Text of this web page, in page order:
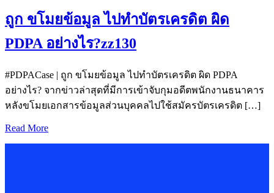
ถูก ขโมยข้อมูล ไปทำบัตรเครดิต ผิด
PDPA อย่างไร?zz130
#PDPACase | ถูก ขโมยข้อมูล ไปทำบัตรเครดิต ผิด PDPA
อย่างไร? จากข่าวล่าสุดที่มีการเข้าจับกุมอดีตพนักงานธนาคาร
หลังขโมยเอกสารข้อมูลส่วนบุคคลไปใช้สมัครบัตรเครดิต […]
Read More